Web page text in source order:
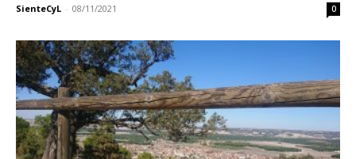
SienteCyL - 08/11/2021 0